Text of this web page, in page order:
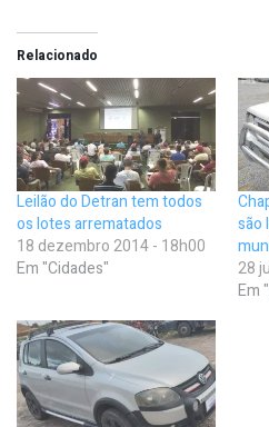
Relacionado
Leilão do Detran tem todos
os lotes arrematados
18 dezembro 2014 - 18h00
Em "Cidades"
são
28
Em